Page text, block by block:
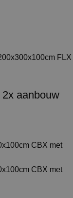
aanbouw